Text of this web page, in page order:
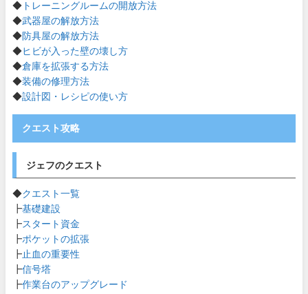
◆ トレーニングルームの開放方法
◆武器屋の解放方法
◆防具屋の解放方法
◆ ヒビが入った壁の壊し方
◆倉庫を拡張する方法
◆装備の修理方法
◆設計図・レシピの使い方
クエスト攻略
ジェフのクエスト
◆クエスト一覧
┣基礎建設
┣スタート資金
┣ポケットの拡張
┣ 止血の重要性
┣信号塔
┣作業台のアップグレード